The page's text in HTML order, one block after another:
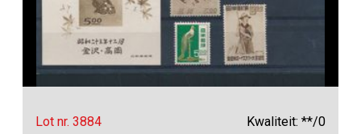
Lot nr. 3884 Kwaliteit: **/0